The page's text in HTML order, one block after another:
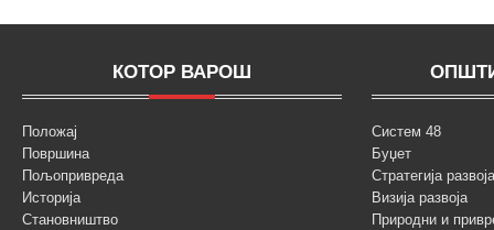
КОТОР ВАРОШ
Положај
Површина
Пољопривреда
Историја
Становништво
Систем 48
Буџет
Стратегија
Визија развоја
Природни и